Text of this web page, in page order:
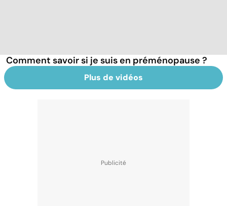
Comment savoir si je suis en préménopause ?
Plus de vidéos